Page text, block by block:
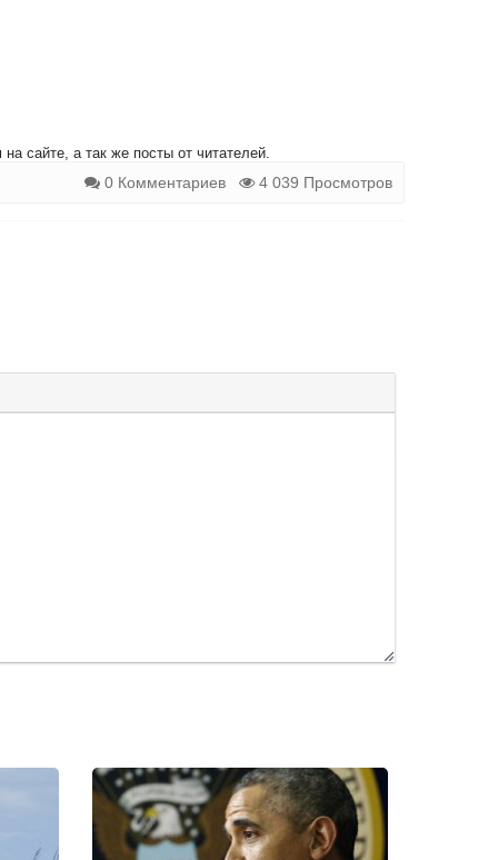
сайте, а так же посты от читателей.
0 Комментариев 4 039 Просмотров